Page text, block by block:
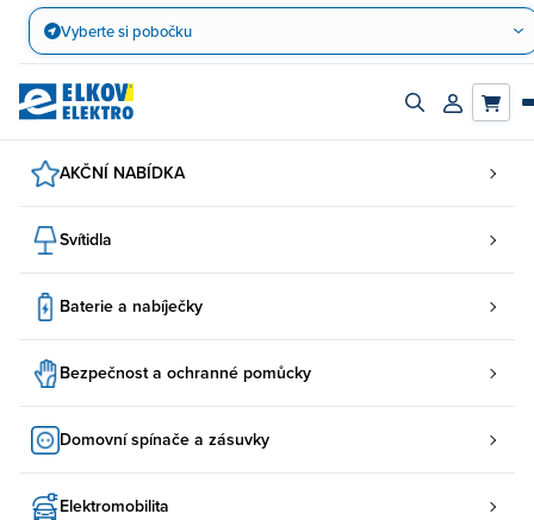
Přejít
obsah
Vyberte si pobočku
Zapnout/vypnout
Přihlásit/
AKČNÍ NABÍDKA
Svítidla
Baterie a nabíječky
Bezpečnost a ochranné pomůcky
Domovní spínače a zásuvky
Elektromobilita